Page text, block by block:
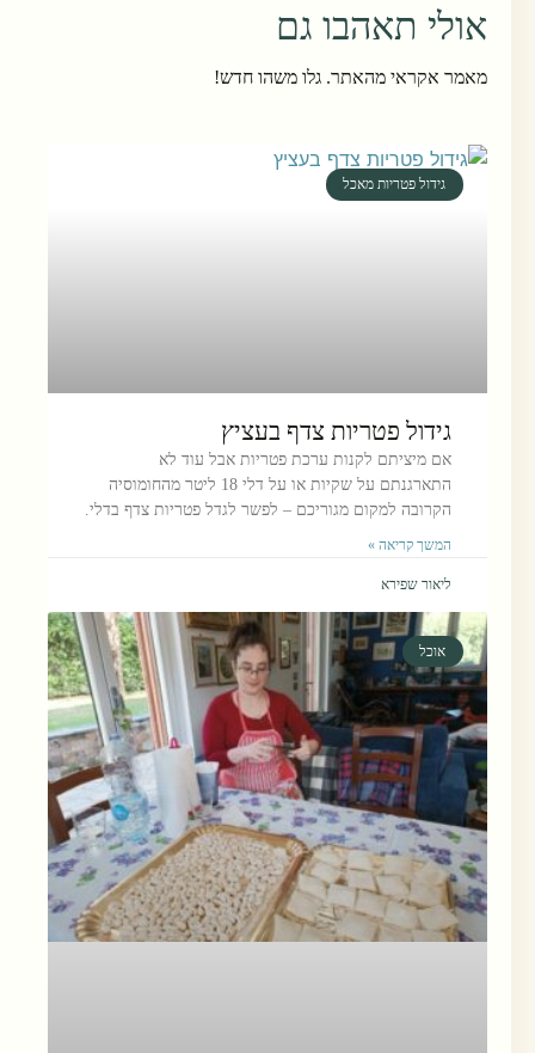
אולי תאהבו גם
מאמר אקראי מהאתר. גלו משהו חדש!
גידול פטריות מאכל
גידול פטריות צדף בעציץ
אם מיציתם לקנות ערכת פטריות אבל עוד לא
התארגנתם על שקיות או על דלי 18 ליטר מהחומוסיה
הקרובה למקום מגוריכם – לפשר לגדל פטריות צדף בדלי.
המשך קריאה »
ליאור שפירא
אוכל